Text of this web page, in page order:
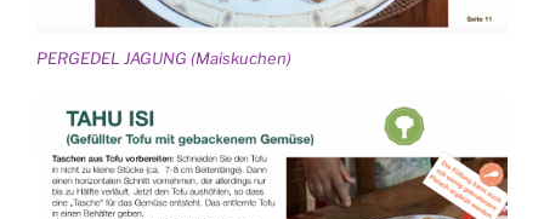
PERGEDEL JAGUNG (Maiskuchen)